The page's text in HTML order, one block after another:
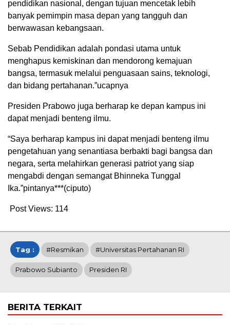
pendidikan nasional, dengan tujuan mencetak lebih
banyak pemimpin masa depan yang tangguh dan
berwawasan kebangsaan.
Sebab Pendidikan adalah pondasi utama untuk
menghapus kemiskinan dan mendorong kemajuan
bangsa, termasuk melalui penguasaan sains, teknologi,
dan bidang pertahanan.”ucapnya
Presiden Prabowo juga berharap ke depan kampus ini
dapat menjadi benteng ilmu.
“Saya berharap kampus ini dapat menjadi benteng ilmu
pengetahuan yang senantiasa berbakti bagi bangsa dan
negara, serta melahirkan generasi patriot yang siap
mengabdi dengan semangat Bhinneka Tunggal
Ika.”pintanya***(ciputo)
Post Views: 114
Tag : #Resmikan #Universitas Pertahanan RI
Prabowo Subianto Presiden RI
BERITA TERKAIT